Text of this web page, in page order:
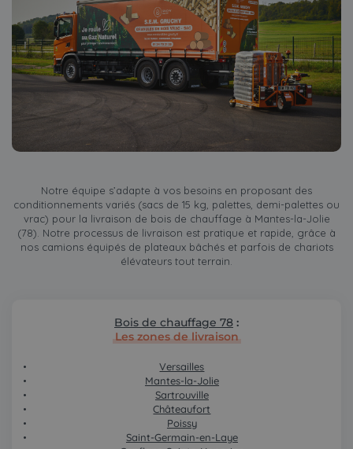
Notre équipe s’adapte à vos besoins en proposant des
conditionnements variés (sacs de 15 kg, palettes, demi-palettes ou
vrac) pour la livraison de bois de chauffage à Mantes-la-Jolie
(78). Notre processus de livraison est pratique et rapide, grâce à
nos camions équipés de plateaux bâchés et parfois de chariots
élévateurs tout terrain.
Bois de chauffage 78 :
Les zones de livraison
Versailles
Mantes-la-Jolie
Sartrouville
Châteaufort
Poissy
Saint-Germain-en-Laye